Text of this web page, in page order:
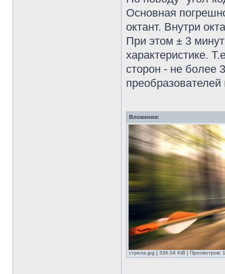
Основная
октант. Внутри
При этом ± 3
характеристике.
сторон - не более
Вложения:
стрела.jpg [ 336.04 KiB | Просмотров: